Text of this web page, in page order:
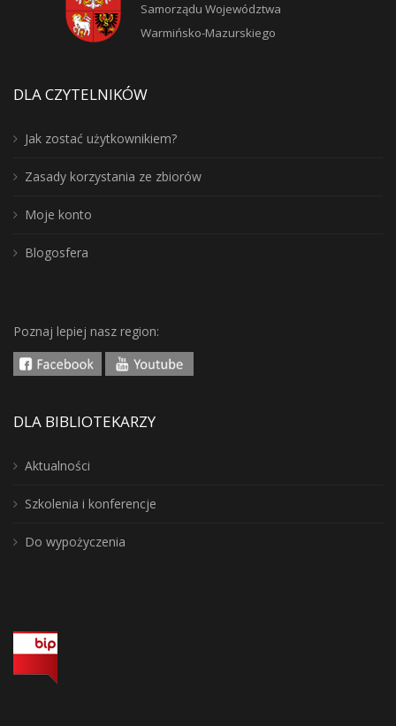
Samorządu Województwa
Warmińsko-Mazurskiego
DLA CZYTELNIKÓW
Jak zostać użytkownikiem?
Zasady korzystania ze zbiorów
Moje konto
Blogosfera
Poznaj lepiej nasz region:
DLA BIBLIOTEKARZY
Aktualności
Szkolenia i konferencje
Do wypożyczenia